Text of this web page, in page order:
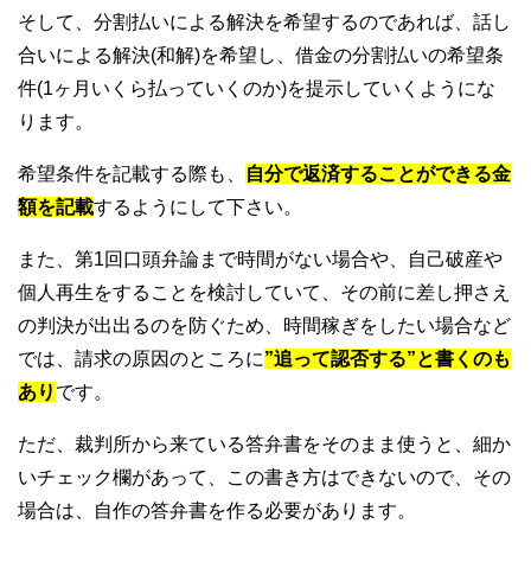
そして、分割払いによる解決を希望するのであれば、話し
合いによる解決(和解)を希望し、借金の分割払いの希望条
件(1ヶ月いくら払っていくのか)を提示していくようにな
ります。
希望条件を記載する際も、
自分で返済することができる金
額を記載するようにして下さい。
また、第1回口頭弁論まで時間がない場合や、自己破産や
個人再生をすることを検討していて、その前に差し押さえ
の判決が出出るのを防ぐため、時間稼ぎをしたい場合など
では、請求の原因のところに”追って認否する”と書くのも
あり です。
ただ、裁判所から来ている答弁書をそのまま使うと、細か
いチェック欄があって、この書き方はできないので、その
場合は、自作の答弁書を作る必要があります。